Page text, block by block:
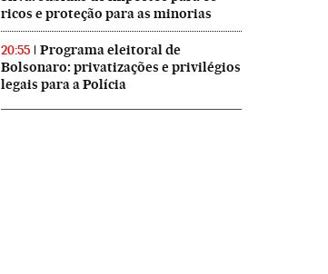
ricos e proteção para as minorias
20:55
Programa eleitoral de
Bolsonaro: privatizações e privilégios
legais para a Polícia